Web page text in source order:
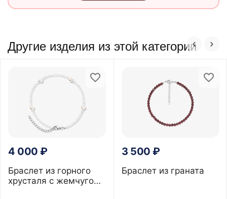
Другие изделия из этой категории
4 000 ₽
Браслет из горного
хрусталя с жемчугом
3 500 ₽
Браслет из граната